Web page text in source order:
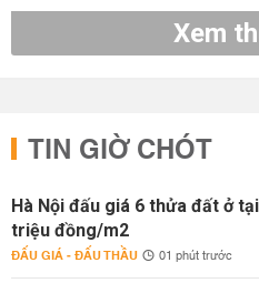
Xem
TIN GIỜ CHÓT
Hà Nội đấu giá 6 thửa đất ở
triệu đồng/m2
ĐẤU GIÁ - ĐẤU THẦU 01 phút trước